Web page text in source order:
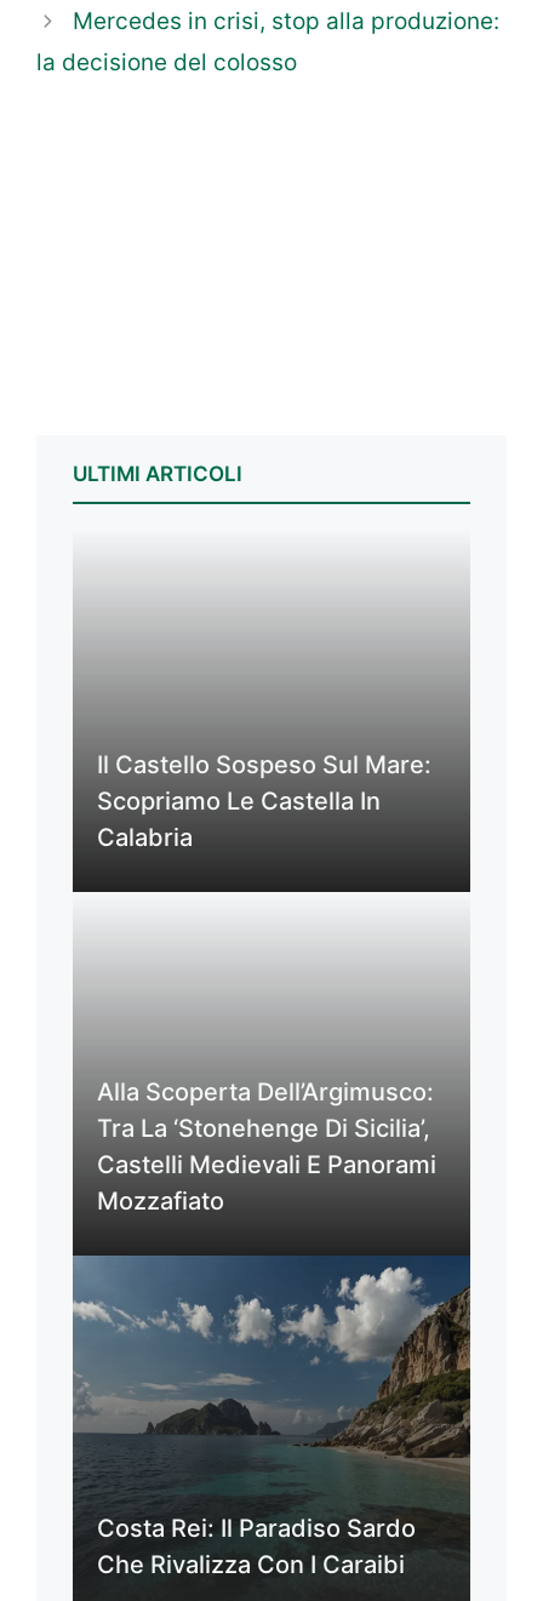
Mercedes in crisi, stop alla produzione:
la decisione del colosso
ULTIMI ARTICOLI
Il Castello Sospeso Sul Mare:
Scopriamo Le Castella In
Calabria
Alla Scoperta Dell’Argimusco:
Tra La ‘Stonehenge Di Sicilia’,
Castelli Medievali E Panorami
Mozzafiato
Costa Rei: Il Paradiso Sardo
Che Rivalizza Con I Caraibi